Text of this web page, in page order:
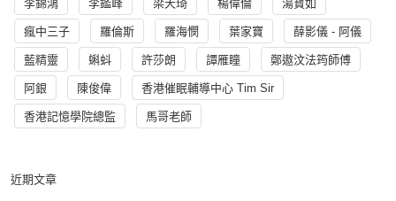
李錦鴻 李鑑峰 梁天琦 楊偉倫 湯寳如
瘋中三子 羅倫斯 羅海憫 葉家寶 薛影儀 - 阿儀
藍精靈 蝌蚪 許莎朗 譚雁瞳 鄭遨汶法筠師傅
阿銀 陳俊偉 香港催眠輔導中心 Tim Sir
香港記憶學院總監 馬哥老師
近期文章